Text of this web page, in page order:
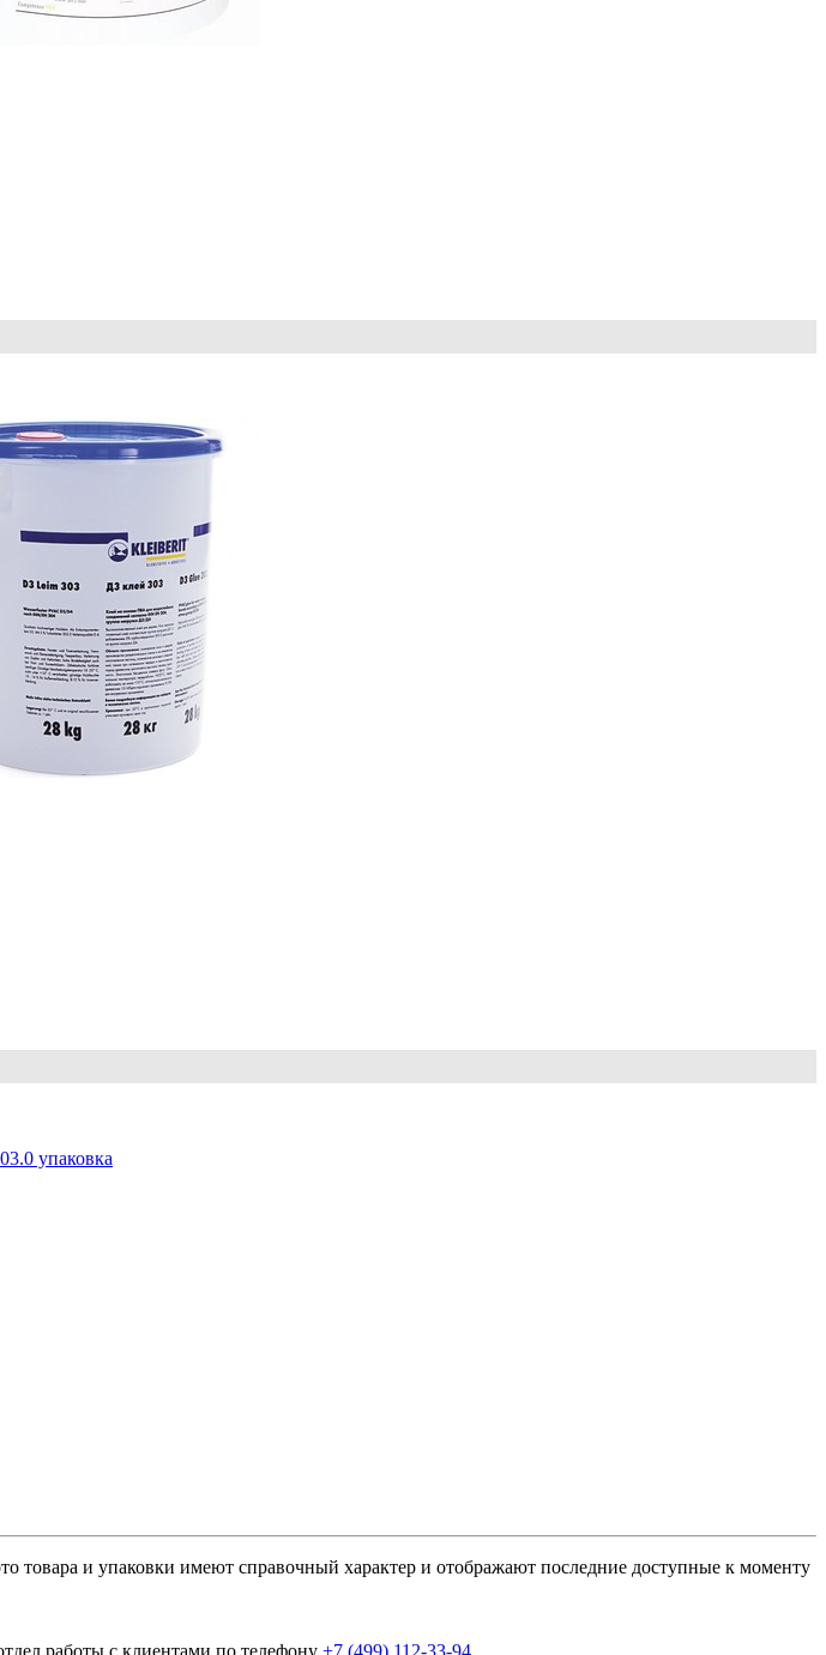
товара и упаковки имеют справочный характер и отображают последние доступные к моменту